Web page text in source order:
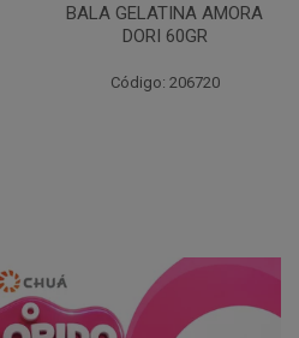
BALA GELATINA AMORA
DORI 60GR
Código: 206720